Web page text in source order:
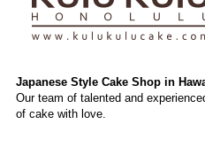
Japanese Style Cake Shop in
Our team of talented and
of cake with love.